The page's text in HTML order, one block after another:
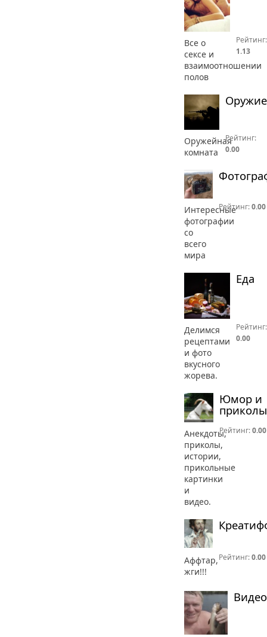
Все о
сексе и
взаимоотношении
полов
Рейтинг:
1.13
Оружие
Оружейная
комната
Рейтинг:
0.00
Интересные
фотографии
со
всего
мира
Рейтинг:0.00
Еда
Делимся
рецептами
и фото
вкусного
жорева.
Рейтинг:
0.00
Юмор и
приколы
Анекдоты,
приколы,
истории,
прикольные
картинки
и
видео.
Рейтинг:0.00
Аффтар,
жги!!!
Рейтинг:0.00
Видео